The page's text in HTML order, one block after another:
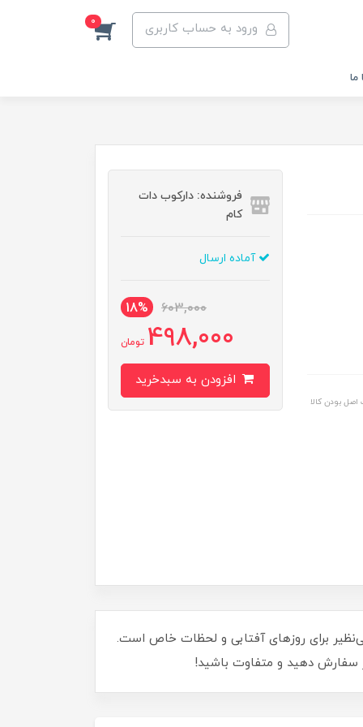
ورود به حساب کاربری 0
ما
بودن کالا
فروشنده: دارکوب دات
کام
آماده ارسال
603,000
18%
498,000 تومان
بی‌نظیر برای روزهای آفتابی و لحظات خاص است.